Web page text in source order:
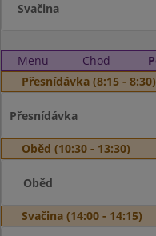
Svačina
Menu Chod
Přesnídávka (8:15 - 8:30)
Přesnídávka
Oběd (10:30 - 13:30)
Oběd
Svačina (14:00 - 14:15)